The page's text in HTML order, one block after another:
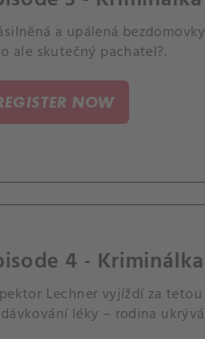
a upálená
ale skutečný pachatel?.
NOW
4 -
Lechner vyjíždí za
léky – rodina